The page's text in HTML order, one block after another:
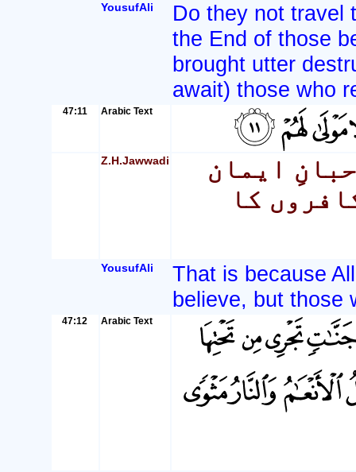
YousufAli
Do they not travel
the End of those
brought utter
await) those who
47:11 Arabic Text
Z.H.Jawwadi
ایمان
کا
YousufAli
That is because
believe, but those
47:12 Arabic Text